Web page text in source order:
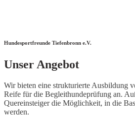
Hundesportfreunde Tiefenbronn e.V.
Unser Angebot
Wir bieten eine strukturierte Ausbildung
Reife für die Begleithundeprüfung an.
Quereinsteiger die Möglichkeit, in die
werden.